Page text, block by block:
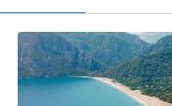
SORULAN SORULAR